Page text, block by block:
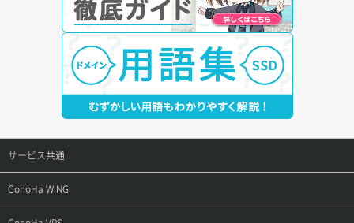
サービス共通
サポートトップ
ご契約・お支払い
ConoHa WING